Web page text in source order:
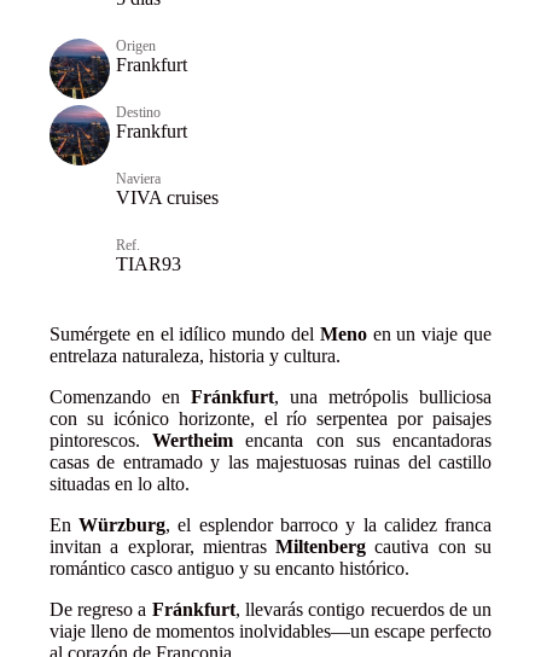
Origen
Frankfurt
Destino
Frankfurt
Naviera
VIVA cruises
Ref.
TIAR93
Sumérgete en el idílico mundo del Menoen un viaje que
entrelaza naturaleza, historia y cultura.
Comenzando en Fránkfurt, una metrópolis bulliciosa
con su icónico horizonte, el río serpentea por paisajes
pintorescos.Wertheim encanta con sus encantadoras
casas de entramado y las majestuosas ruinas del castillo
situadas en lo alto.
EnWürzburg, el esplendor barroco y la calidez franca
invitan a explorar, mientrasMiltenberg cautiva con su
romántico casco antiguo y su encanto histórico.
De regreso a Fránkfurt, llevarás contigo recuerdos de un
viaje lleno de momentos inolvidables—un escape perfecto
al corazón de Franconia.